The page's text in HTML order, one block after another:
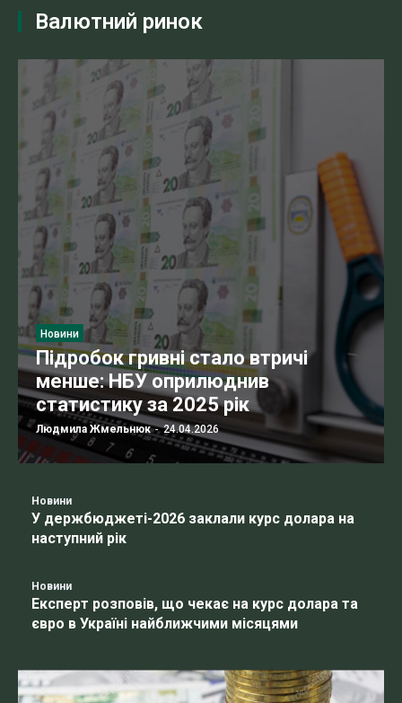
Валютний ринок
Новини
Підробок гривні стало втричі
менше: НБУ оприлюднив
статистику за 2025 рік
Людмила Жмельнюк - 24.04.2026
Новини
У держбюджеті-2026 заклали курс долара на
наступний рік
Новини
Експерт розповів, що чекає на курс долара та
євро в Україні найближчими місяцями